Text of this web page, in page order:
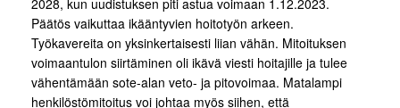
2028, kun uudistuksen piti astua voimaan 1.12.2023.
Päätös vaikuttaa ikääntyvien hoitotyön arkeen.
Työkavereita on yksinkertaisesti liian vähän. Mitoituksen
voimaantulon siirtäminen oli ikävä viesti hoitajille ja tulee
vähentämään sote-alan veto- ja pitovoimaa. Matalampi
henkilöstömitoitus voi johtaa myös siihen, että